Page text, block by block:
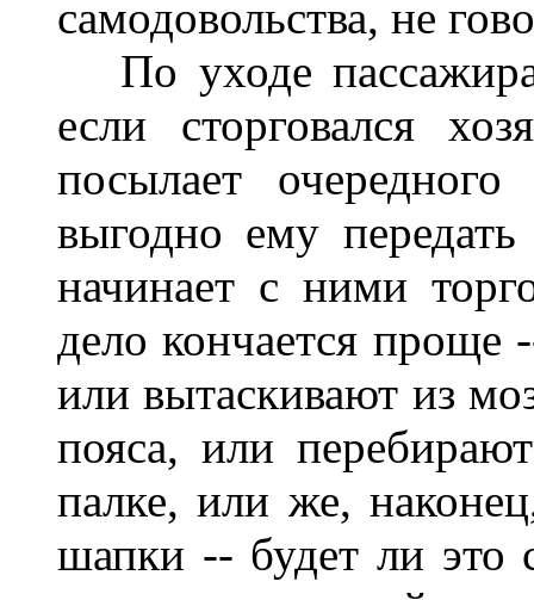
самодовольства, не
По уходе пассажира
если сторговался
посылает
выгодно ему
начинает с ними
дело кончается проще
или вытаскивают из
пояса, или
палке, или же,
шапки -- будет ли это